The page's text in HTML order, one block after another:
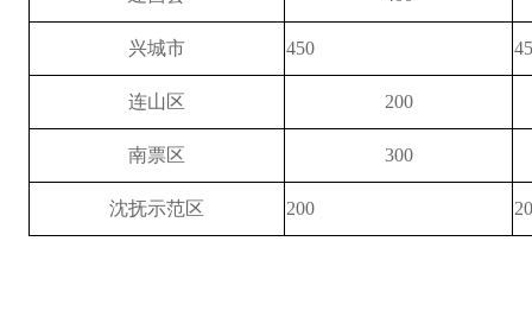
兴城市 450
连山区 200
南票区 300
沈抚示范区 200